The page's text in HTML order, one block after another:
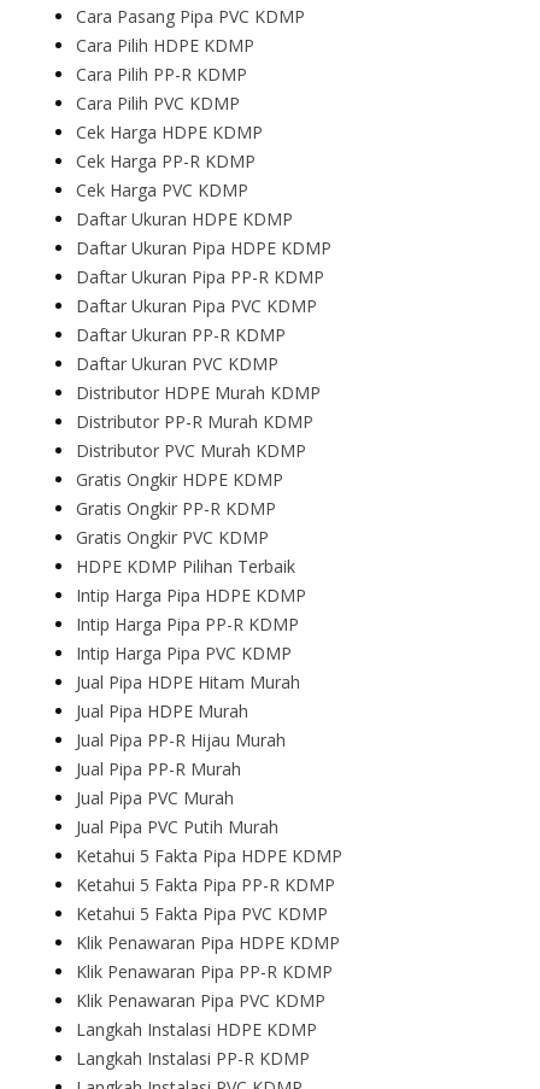
Cara Pasang Pipa PVC KDMP
Cara Pilih HDPE KDMP
Cara Pilih PP-R KDMP
Cara Pilih PVC KDMP
Cek Harga HDPE KDMP
Cek Harga PP-R KDMP
Cek Harga PVC KDMP
Daftar Ukuran HDPE KDMP
Daftar Ukuran Pipa HDPE KDMP
Daftar Ukuran Pipa PP-R KDMP
Daftar Ukuran Pipa PVC KDMP
Daftar Ukuran PP-R KDMP
Daftar Ukuran PVC KDMP
Distributor HDPE Murah KDMP
Distributor PP-R Murah KDMP
Distributor PVC Murah KDMP
Gratis Ongkir HDPE KDMP
Gratis Ongkir PP-R KDMP
Gratis Ongkir PVC KDMP
HDPE KDMP Pilihan Terbaik
Intip Harga Pipa HDPE KDMP
Intip Harga Pipa PP-R KDMP
Intip Harga Pipa PVC KDMP
Jual Pipa HDPE Hitam Murah
Jual Pipa HDPE Murah
Jual Pipa PP-R Hijau Murah
Jual Pipa PP-R Murah
Jual Pipa PVC Murah
Jual Pipa PVC Putih Murah
Ketahui 5 Fakta Pipa HDPE KDMP
Ketahui 5 Fakta Pipa PP-R KDMP
Ketahui 5 Fakta Pipa PVC KDMP
Klik Penawaran Pipa HDPE KDMP
Klik Penawaran Pipa PP-R KDMP
Klik Penawaran Pipa PVC KDMP
Langkah Instalasi HDPE KDMP
Langkah Instalasi PP-R KDMP